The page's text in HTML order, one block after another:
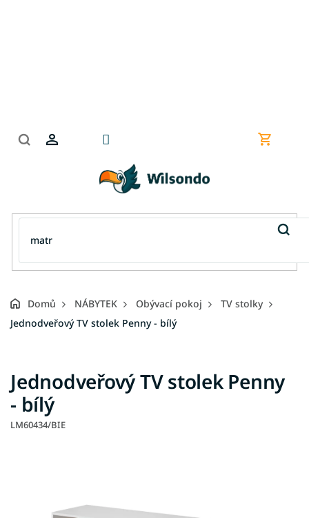
Nákupní
Domů NÁBYTEK Obývací pokoj
TV stolky
Jednodveřový TV stolek Penny - bílý
Jednodveřový TV stolek Penny
- bílý
LM60434/BIE